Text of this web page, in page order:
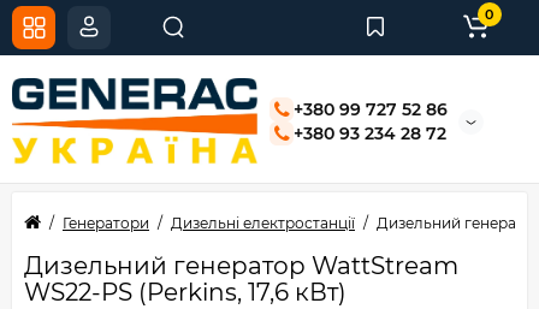
+380 99 727 52 86
+380 93 234 28 72
0
Генератори Дизельні електростанції Дизельний
Дизельний генератор WattStream
WS22-PS (Perkins, 17,6 кВт)